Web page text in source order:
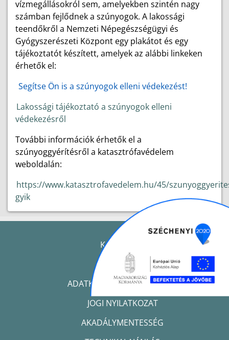
vízmegállásokról sem, amelyekben szintén nagy
számban fejlődnek a szúnyogok. A lakossági
teendőkről a Nemzeti Népegészségügyi és
Gyógyszerészeti Központ egy plakátot és egy
tájékoztatót készített, amelyek az alábbi linkeken
érhetők el:
Segítse Ön is a szúnyogok elleni védekezést!
Lakossági tájékoztató a szúnyogok elleni
védekezésről
További információk érhetők el a
szúnyoggyérítésről a katasztrófavédelem
weboldalán:
https://www.katasztrofavedelem.hu/45/
gyik
KAPCSOLAT
IMPRESSZUM
ADATKEZELÉSI TÁJÉKOZTATÓ
JOGI NYILATKOZAT
AKADÁLYMENTESSÉG